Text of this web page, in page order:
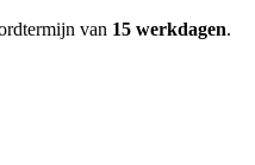
van 15 werkdagen.